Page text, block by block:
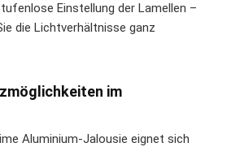
Einstellung der Lamellen –
die Lichtverhältnisse ganz
im
Aluminium-Jalousie eignet sich